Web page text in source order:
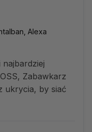
Alexa
najbardziej
Zabawkarz
ukrycia, by siać